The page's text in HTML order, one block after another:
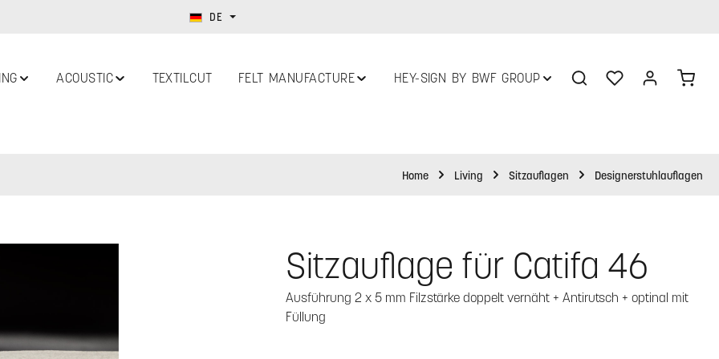
DE
ACOUSTIC TEXTILCUT FELT MANUFACTURE HEY-SIGN BY BWF GROUP Du hast 0 Produkte
Home Living Sitzauflagen Designerstuhlauflagen
Sitzauflage für Catifa 46
Ausführung 2 x 5 mm Filzstärke doppelt vernäht + Antirutsch + optinal mit
Füllung